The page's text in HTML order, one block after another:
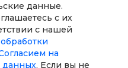
данные.
с их
с нашей
на
данных. Если вы не